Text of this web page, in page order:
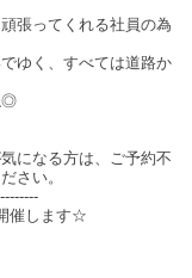
張ってくれる社員の為
ゆく、すべては道路か
◎
になる方は、ご予約不
さい。
催します☆